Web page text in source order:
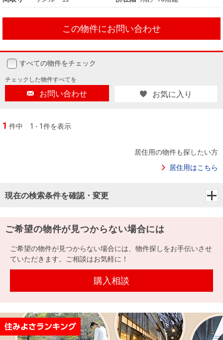
この物件にお問い合わせ
すべての物件をチェック
チェックした物件すべてを
お問い合わせ お気に入り
1 件中 1 - 1件を表示
居住用の物件も探したい方
居住用はこちら
現在の検索条件を確認・変更
ご希望の物件が見つからない場合には
ご希望の物件が見つからない場合には、物件探しをお手伝いさせ
ていただきます。ご相談はお気軽に！
購入相談